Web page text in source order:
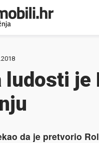
ludosti je
da je pretvorio